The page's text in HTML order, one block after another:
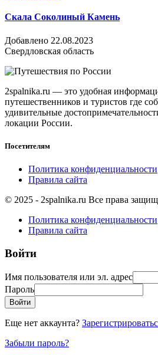
Скала Соколиный Камень
Добавлено 22.08.2023
Свердловская область
2spalnika.ru — это удобная
путешественников и туристов где
удивительные
локации России.
Посетителям
Политика конфиденциальности
Правила сайта
© 2025 - 2spalnika.ru Все права
Политика конфиденциальности
Правила сайта
Войти
Имя пользователя или эл. адрес
Пароль
Войти
Еще нет аккаунта?
Забыли пароль?